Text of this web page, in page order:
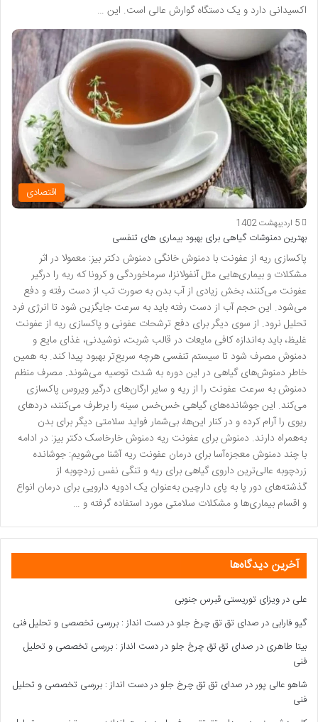
اکسیدانی دارد و یک دستگاه گوارش عالی است. این …
اقتصادی
5 اردیبهشت 1402
بهترین دمنوشات گیاهی برای بهبود بیماری های تنفسی
پاکسازی ریه از عفونت با دمنوش خانگی دمنوش دکتر بیز: معمولا در اثر
مشکلات و بیماری‌هایی مثل آنفولانزا، سرماخوردگی و کرونا که ریه را درگیر
عفونت می‌کنند، بخش زیادی از آب بدن به صورت تب از دست رفته و دفع
می‌شود. این حجم آب از دست رفته باید به‌ سرعت جایگزین شود تا انرژی فرد
تحلیل نرود. از سوی دیگر برای دفع ترشحات عفونی و پاکسازی ریه از عفونت
غلیظ، باید به‌اندازه کافی مایعات در قالب شربت، نوشیدنی، غذای مایع و
دمنوش مصرف شود تا سیستم تنفسی هرچه سریع‌تر بهبود پیدا کند. به همین
خاطر دمنوش‌های گیاهی در این دوره به‌ شدت توصیه می‌شوند. مصرف منظم
دمنوش به‌ سرعت عفونت را از ریه و سایر ارگان‌های درگیر ویروس پاکسازی
می‌کند. این جوشانده‌های گیاهی خس‌خس سینه را برطرف می‌کنند، دردهای
ریوی را آرام کرده و در کنار این‌ها، بی‌شمار فواید سلامتی دیگر برای بدن
به‌همراه دارند. دمنوش برای عفونت ریه دمنوش خارخاسک دکتر بیز: در ادامه
با چند دمنوش معجزه‌آسا برای درمان عفونت ریه آشنا می‌شویم: جوشانده
زردچوبه عالی‌ترین داروی گیاهی برای ریه و تنگی نفس زردچوبه از
گذشته‌های دور پا به پای دارچین به‌عنوان یک ادویه دارویی برای درمان انواع
و اقسام بیماری‌ها و مشکلات سلامتی مورد استفاده گرفته و …
آخرین دیدگاه‌ها
علی درویزای توریستی قبرس جنوبی
گیو فارابی درصدای تق تق چرخ جلو در دست انداز : بررسی تخصصی و تحلیل فنی
بیتا طاهری درصدای تق تق چرخ جلو در دست انداز : بررسی تخصصی و تحلیل
فنی
شاهو عالی پوردرصدای تق تق چرخ جلو در دست انداز : بررسی تخصصی و تحلیل
فنی